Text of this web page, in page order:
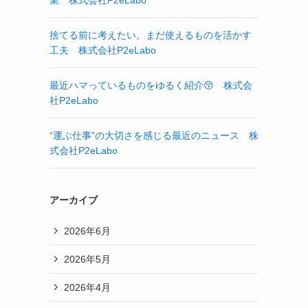
捨てる前に考えたい。まだ使えるものを活かす
工夫 株式会社P2eLabo
最近ハマっているものをゆるく紹介😚 株式会
社P2eLabo
“運ぶ仕事”の大切さを感じる最近のニュース 株
式会社P2eLabo
アーカイブ
2026年6月
2026年5月
2026年4月